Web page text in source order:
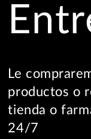
Le
productos o
tienda o
24/7